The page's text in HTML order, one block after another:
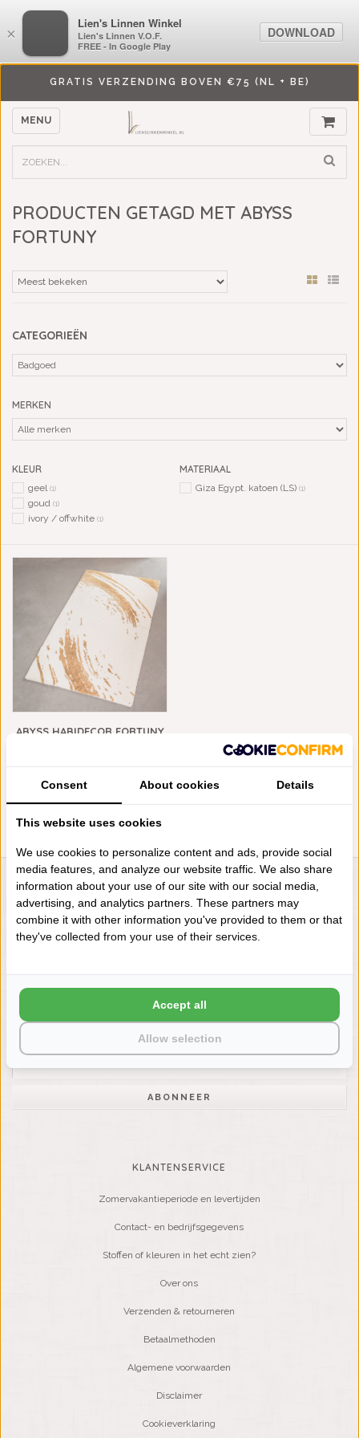
GRATIS VERZENDING BOVEN €75 (NL + BE)
MENU
PRODUCTEN GETAGD MET ABYSS
FORTUNY
CATEGORIEËN
MERKEN
KLEUR
geel(1)
goud (1)
ivory / offwhite (1)
MATERIAAL
Giza Egypt. katoen (LS) (1)
ABYSS HABIDECOR FORTUNY
€240,00
LIENSLINNENWINKEL.NL
VRAGEN? BEL DAN
+31 (0) 575 511817
NIEUWSBRIEF
Wilt u op de hoogte blijven?
ABONNEER
KLANTENSERVICE
Zomervakantieperiode en levertijden
Contact- en bedrijfsgegevens
Stoffen of kleuren in het echt zien?
Over ons
Verzenden & retourneren
Betaalmethoden
Algemene voorwaarden
Disclaimer
Cookieverklaring
×
LiensLinnenwinkel.nl
Lien's Linnen V.O.F.
FREE - In Google Play
DOWNLOAD
Consent About cookies Details
This website uses cookies
We use cookies to personalize content and ads, provide social
media features, and analyze our website traffic. We also share
information about your use of our site with our social media,
advertising, and analytics partners. These partners may
combine it with other information you've provided to them or that
they've collected from your use of their services.
Allow selection
Accept all
×
Lien's Linnen Winkel
Lien's Linnen V.O.F.
FREE - In Google Play
DOWNLOAD